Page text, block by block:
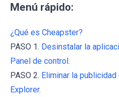
Menú rápido:
¿Qué es Cheapster?
PASO 1. Desinstalar la
Panel de control.
PASO 2. Eliminar la
Explorer.